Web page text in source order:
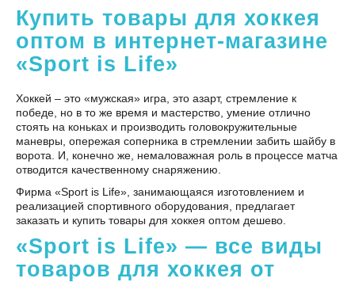
Купить товары для хоккея
оптом в интернет-магазине
«Sport is Life»
Хоккей – это «мужская» игра, это азарт, стремление к
победе, но в то же время и мастерство, умение отлично
стоять на коньках и производить головокружительные
маневры, опережая соперника в стремлении забить шайбу в
ворота. И, конечно же, немаловажная роль в процессе матча
отводится качественному снаряжению.
Фирма «Sport is Life», занимающаяся изготовлением и
реализацией спортивного оборудования, предлагает
заказать и купить товары для хоккея оптом дешево.
«Sport is Life» — все виды
товаров для хоккея от